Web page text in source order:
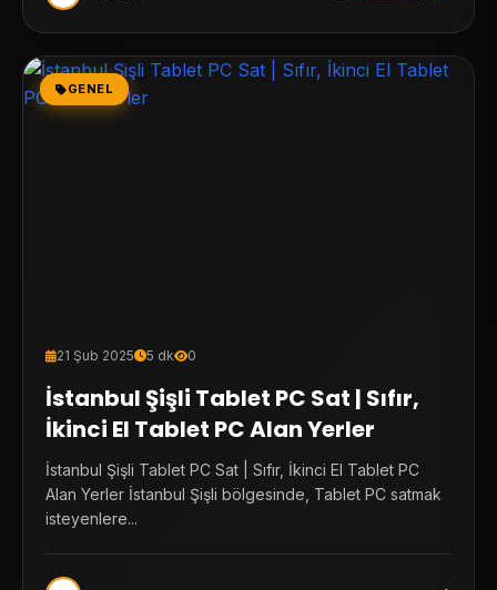
GENEL
21 Şub 2025 5 dk 0
İstanbul Şişli Tablet PC Sat | Sıfır,
İkinci El Tablet PC Alan Yerler
İstanbul Şişli Tablet PC Sat | Sıfır, İkinci El Tablet PC
Alan Yerler İstanbul Şişli bölgesinde, Tablet PC satmak
isteyenlere...